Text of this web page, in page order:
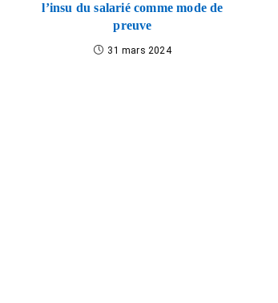
l’insu du salarié comme mode de
preuve
31 mars 2024